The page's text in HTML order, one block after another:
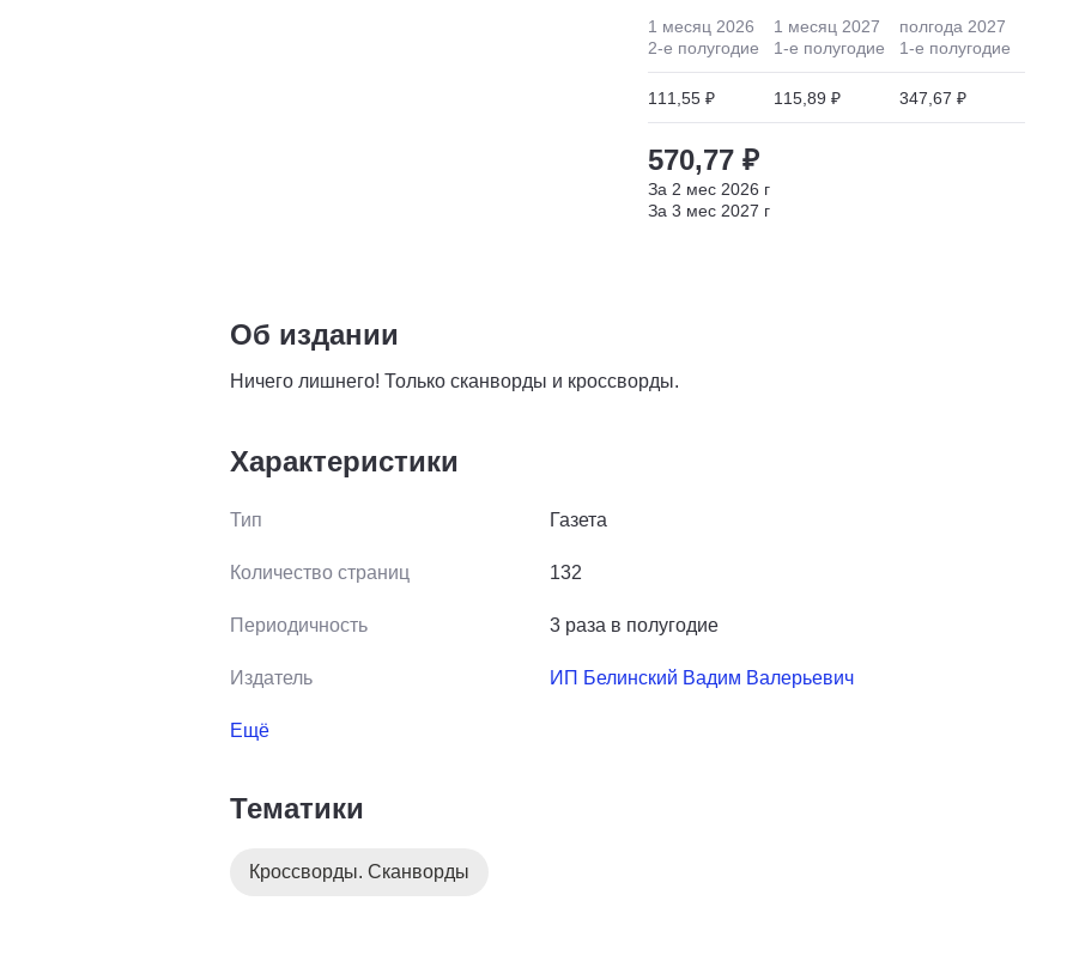
1 месяц 2026
2-е полугодие
111,55 ₽
1 месяц 2027
1-е полугодие
115,89 ₽
полгода 2027
1-е полугодие
347,67 ₽
570,77 ₽
За 2 мес 2026 г
За 3 мес 2027 г
Об издании
Ничего лишнего! Только сканворды и кроссворды.
Характеристики
Тип Газета
Количество страниц 132
Периодичность 3 раза в полугодие
Издатель ИП Белинский Вадим Валерьевич
Ещё
Тематики
Кроссворды. Сканворды